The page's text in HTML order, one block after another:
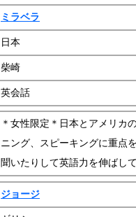
ミラベラ
日本
柴崎
英会話
＊女性限定＊日本とアメリカ
ニング、スピーキングに重点
聞いたりして英語力を伸ばし
ジョージ